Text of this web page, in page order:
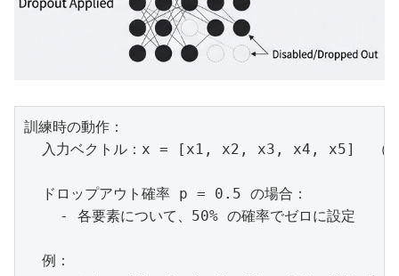
訓練時の動作：
入力ベクトル：x = [x1, x2, x3, x4, x5]  （5
  ドロップアウト確率 p = 0.5 の場合：
    - 各要素について、50% の確率でゼロに設定
  例：